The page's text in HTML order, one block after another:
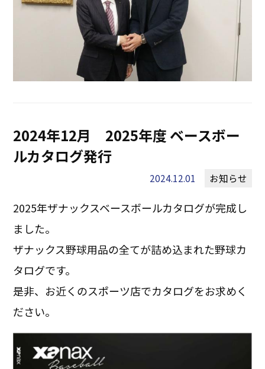
2024年12月 2025年度 ベースボー
ルカタログ発行
2024.12.01 お知らせ
2025年ザナックスベースボールカタログが完成し
ました。
ザナックス野球用品の全てが詰め込まれた野球カ
タログです。
是非、お近くのスポーツ店でカタログをお求めく
ださい。